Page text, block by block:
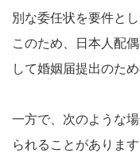
別な委任状を要件と
このため、日本人配
して婚姻届提出のた
一方で、次のような
られることがあります